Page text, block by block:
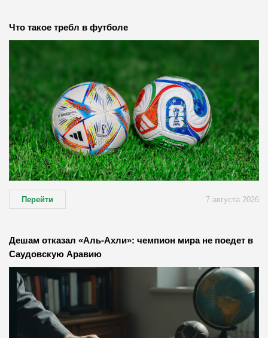
Что такое требл в футболе
Перейти 7 августа 2026
Дешам отказал «Аль-Ахли»: чемпион мира не поедет в
Саудовскую Аравию